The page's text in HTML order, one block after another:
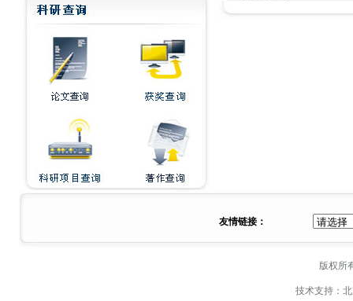
友情链接：
版权所
技术支持：